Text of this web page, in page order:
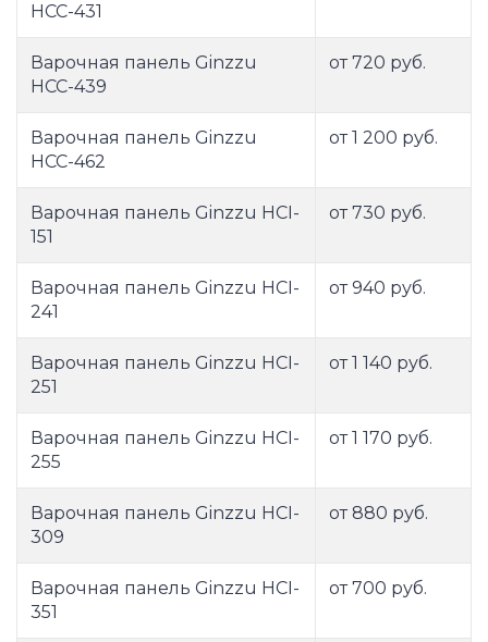
HCC-431
Варочная панель Ginzzu
HCC-439
от 720 руб.
Варочная панель Ginzzu
HCC-462
от 1 200 руб.
Варочная панель Ginzzu HCI-
151
от 730 руб.
Варочная панель Ginzzu HCI-
241
от 940 руб.
Варочная панель Ginzzu HCI-
251
от 1 140 руб.
Варочная панель Ginzzu HCI-
255
от 1 170 руб.
Варочная панель Ginzzu HCI-
309
от 880 руб.
Варочная панель Ginzzu HCI-
351
от 700 руб.